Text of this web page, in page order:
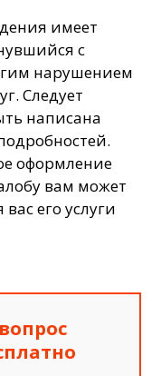
имеет
с
нарушением
Следует
написана
оформление
вам может
его услуги